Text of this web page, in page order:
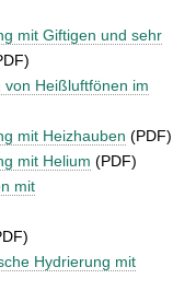
mit Giftigen und sehr
von Heißluftfönen im
mit Heizhauben (PDF)
mit Helium (PDF)
mit
Hydrierung mit